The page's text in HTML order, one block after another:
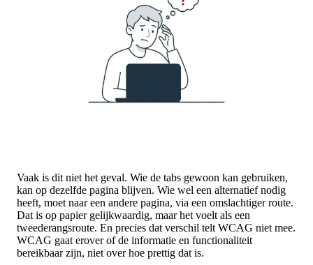
Vaak is dit niet het geval. Wie de tabs gewoon kan gebruiken,
kan op dezelfde pagina blijven. Wie wel een alternatief nodig
heeft, moet naar een andere pagina, via een omslachtiger route.
Dat is op papier gelijkwaardig, maar het voelt als een
tweederangsroute. En precies dat verschil telt WCAG niet mee.
WCAG gaat erover of de informatie en functionaliteit
bereikbaar zijn, niet over hoe prettig dat is.